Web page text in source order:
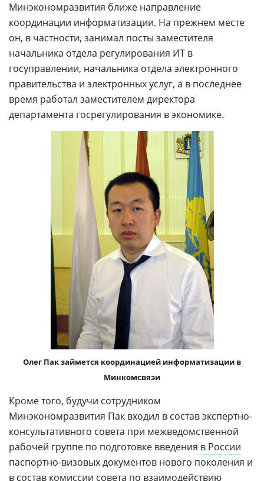
Минэкономразвития ближе направление
координации информатизации. На прежнем месте
он, в частности, занимал посты заместителя
начальника отдела регулирования ИТ в
госуправлении, начальника отдела электронного
правительства и электронных услуг, а в последнее
время работал заместителем директора
департамента госрегулирования в экономике.
Олег Пак займется координацией информатизации в
Минкомсвязи
Кроме того, будучи сотрудником
Минэкономразвития Пак входил в состав экспертно-
консультативного совета при межведомственной
рабочей группе по подготовке введения в России
паспортно-визовых документов нового поколения и
в состав комиссии совета по взаимодействию